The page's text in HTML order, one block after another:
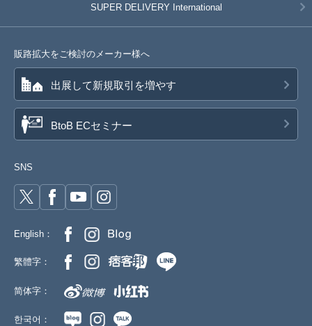
SUPER DELIVERY International
販路拡大をご検討のメーカー様へ
出展して新規取引を増やす
BtoB ECセミナー
SNS
English：
繁體字：
简体字：
한국어：